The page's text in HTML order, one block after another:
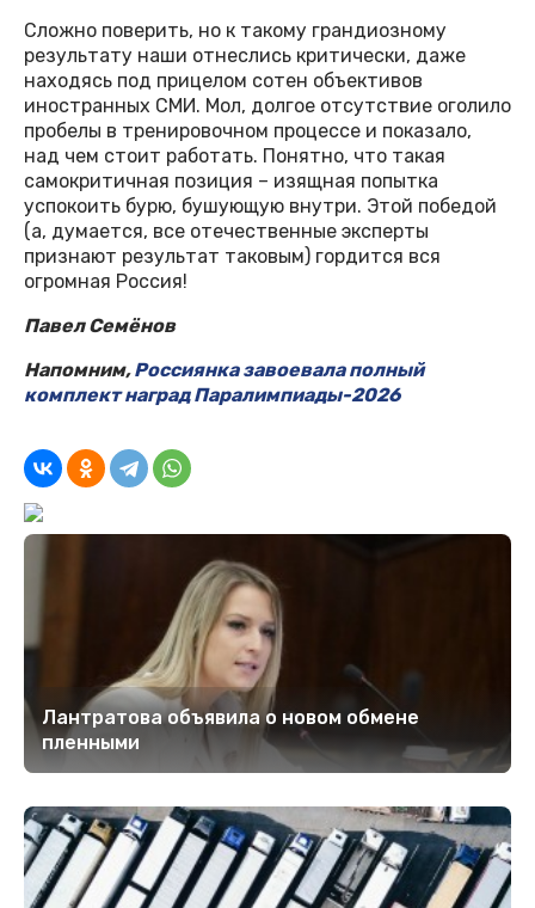
Сложно поверить, но к такому грандиозному
результату наши отнеслись критически, даже
находясь под прицелом сотен объективов
иностранных СМИ. Мол, долгое отсутствие оголило
пробелы в тренировочном процессе и показало,
над чем стоит работать. Понятно, что такая
самокритичная позиция – изящная попытка
успокоить бурю, бушующую внутри. Этой победой
(а, думается, все отечественные эксперты
признают результат таковым) гордится вся
огромная Россия!
Павел Семёнов
Напомним,Россиянка завоевала полный
комплект наград Паралимпиады-2026
Лантратова объявила о новом обмене
пленными